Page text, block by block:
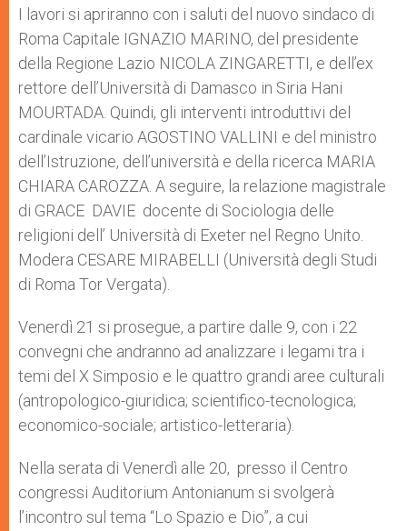
I lavori si apriranno con i saluti del nuovo sindaco di
Roma Capitale IGNAZIO MARINO, del presidente
della Regione Lazio NICOLA ZINGARETTI, e dell’ex
rettore dell’Università di Damasco in Siria Hani
MOURTADA. Quindi, gli interventi introduttivi del
cardinale vicario AGOSTINO VALLINI e del ministro
dell’Istruzione, dell’università e della ricerca MARIA
CHIARA CAROZZA. A seguire, la relazione magistrale
di GRACE DAVIE docente di Sociologia delle
religioni dell’ Università di Exeter nel Regno Unito.
Modera CESARE MIRABELLI (Università degli Studi
di Roma Tor Vergata).
Venerdì 21 si prosegue, a partire dalle 9, con i 22
convegni che andranno ad analizzare i legami tra i
temi del X Simposio e le quattro grandi aree culturali
(antropologico-giuridica; scientifico-tecnologica;
economico-sociale; artistico-letteraria).
Nella serata di Venerdì alle 20, presso il Centro
congressi Auditorium Antonianum si svolgerà
l’incontro sul tema “Lo Spazio e Dio”, a cui